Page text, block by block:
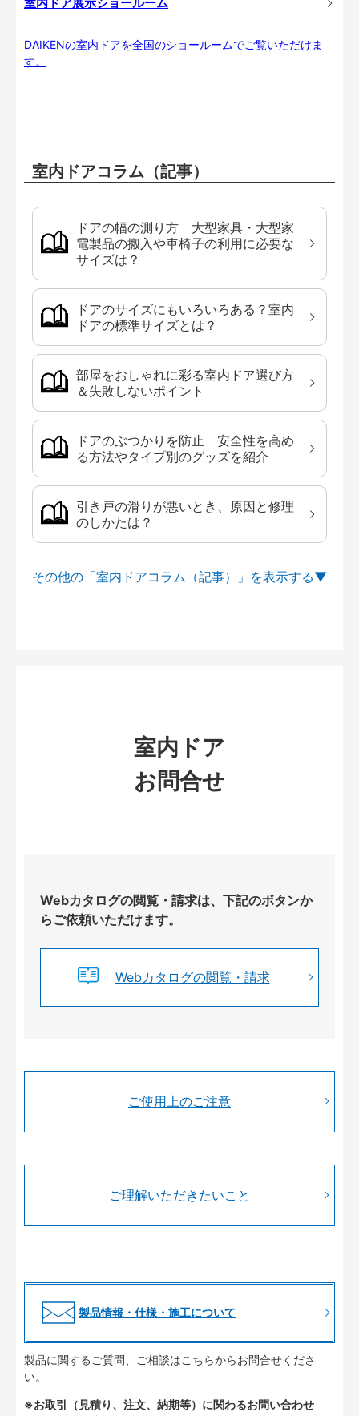
DAIKENの室内ドアを全国のショールームでご覧いただけま
す。
室内ドアコラム（記事）
ドアの幅の測り方 大型家具・大型家
電製品の搬入や車椅子の利用に必要な
サイズは？
ドアのサイズにもいろいろある？室内
ドアの標準サイズとは？
部屋をおしゃれに彩る室内ドア選び方
＆失敗しないポイント
ドアのぶつかりを防止 安全性を高め
る方法やタイプ別のグッズを紹介
引き戸の滑りが悪いとき、原因と修理
のしかたは？
その他の「室内ドアコラム（記事）」を
室内ドア
お問合せ
Webカタログの閲覧・請求は、下記のボタンか
らご依頼いただけます。
Webカタログの閲覧・請求
ご使用上のご注意
ご理解いただきたいこと
製品情報・仕様・施工について
製品に関するご質問、ご相談はこちらからお問合せくださ
い。
※お取引（見積り、注文、納期等）に関わるお問い合わせ